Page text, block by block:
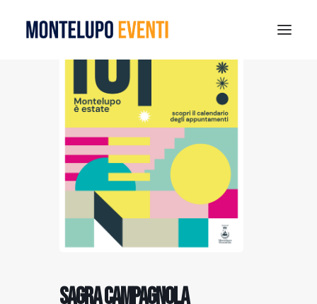
MONTELUPO SPORT DAYS 2026
ESTATE A MONTELUPO
VISIT MONTELUPO
DOVE MANGIARE
MUSEO DELLA CERAMICA
Sagra Campagnola